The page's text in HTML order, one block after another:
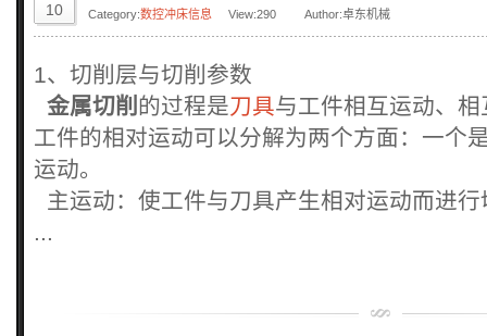
10 Category:数控冲床信息 View:290 Author:卓东机械
1、切削层与切削参数
金属切削 的过程是刀具与工件相互运动、
工件的相对运动可以分解为两个方面：一个
运动。
主运动：使工件与刀具产生相对运动而进
...